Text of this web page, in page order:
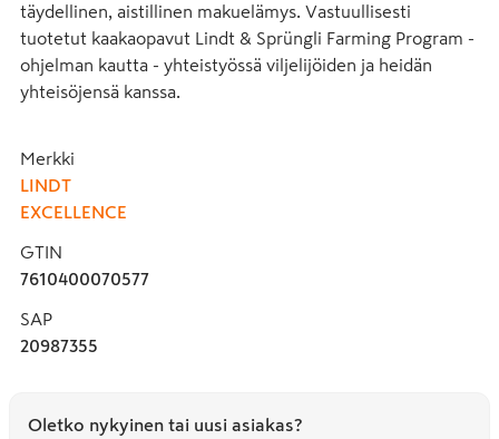
täydellinen, aistillinen makuelämys. Vastuullisesti
tuotetut kaakaopavut Lindt & Sprüngli Farming Program -
ohjelman kautta - yhteistyössä viljelijöiden ja heidän
yhteisöjensä kanssa.
Merkki
LINDT
EXCELLENCE
GTIN
7610400070577
SAP
20987355
Oletko nykyinen tai uusi asiakas?